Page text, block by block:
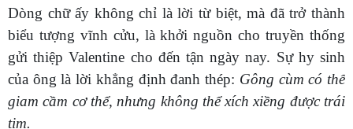
Dòng chữ ấy không chỉ là lời từ biệt, mà đã trở thành
biểu tượng vĩnh cửu, là khởi nguồn cho truyền thống
gửi thiệp Valentine cho đến tận ngày nay. Sự hy sinh
của ông là lời khẳng định đanh thép: Gông cùm có thể
giam cầm cơ thể, nhưng không thể xích xiềng được trái
tim.